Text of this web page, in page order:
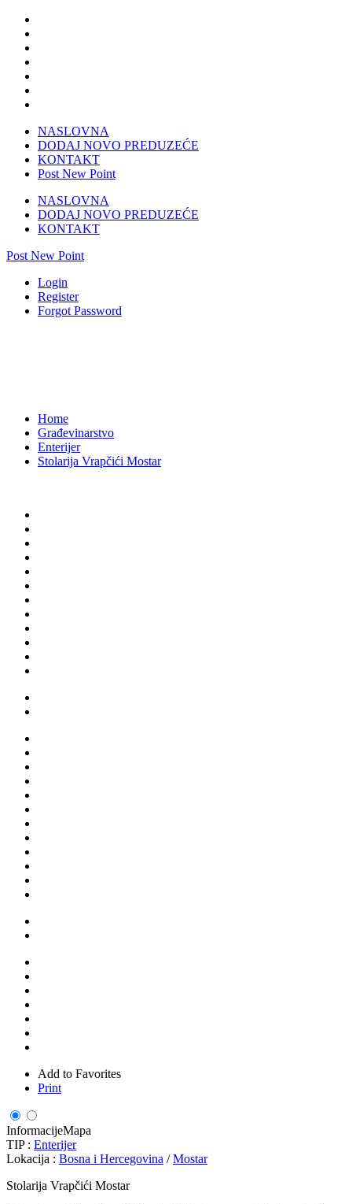
NASLOVNA
DODAJ NOVO PREDUZEĆE
KONTAKT
Post New Point
NASLOVNA
DODAJ NOVO PREDUZEĆE
KONTAKT
Post New Point
Login
Register
Forgot Password
Home
Građevinarstvo
Enterijer
Stolarija Vrapčići Mostar
Add to Favorites
Print
InformacijeMapa
TIP : Enterijer
Lokacija : Bosna i Hercegovina /Mostar
Stolarija Vrapčići Mostar